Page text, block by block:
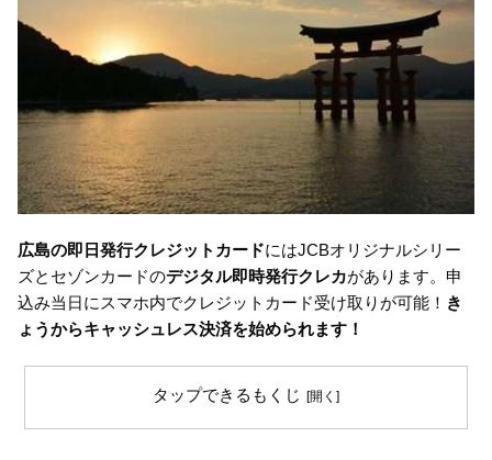
広島の即日発行クレジットカードにはJCBオリジナルシリー
ズとセゾンカードのデジタル即時発行クレカがあります。申
込み当日にスマホ内でクレジットカード受け取りが可能！ き
ょうからキャッシュレス決済を始められます！
タップできるもくじ